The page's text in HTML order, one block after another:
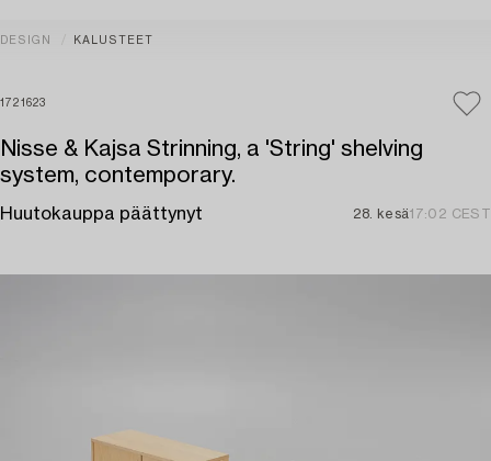
DESIGN KALUSTEET
1721623
Nisse & Kajsa Strinning, a 'String' shelving
system, contemporary.
Huutokauppa päättynyt 28. kesä17:02 CEST